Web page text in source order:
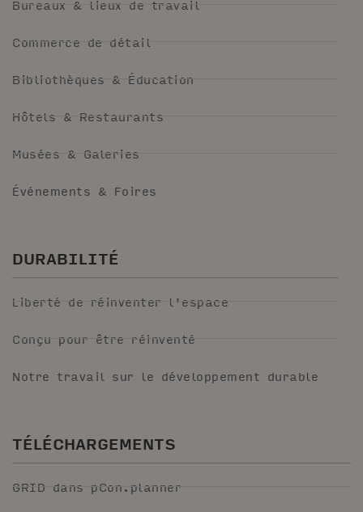
Bureaux & lieux de travail
Commerce de détail
Bibliothèques & Éducation
Hôtels & Restaurants
Musées & Galeries
Événements & Foires
DURABILITÉ
Liberté de réinventer l'espace
Conçu pour être réinventé
Notre travail sur le développement durable
TÉLÉCHARGEMENTS
GRID dans pCon.planner